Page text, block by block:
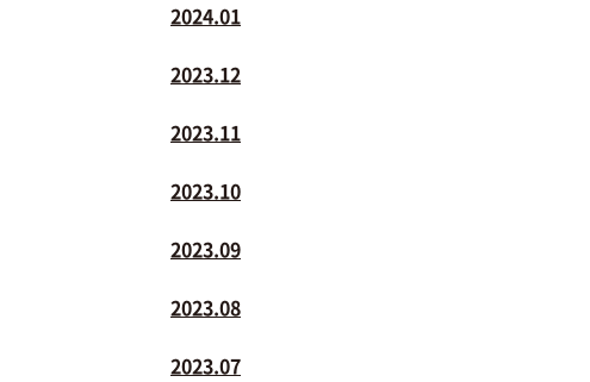
2024.01
2023.12
2023.11
2023.10
2023.09
2023.08
2023.07